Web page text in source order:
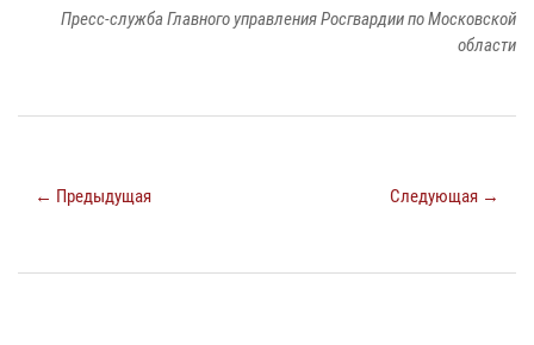
Пресс-служба Главного управления Росгвардии по Московской
области
← Предыдущая Следующая →